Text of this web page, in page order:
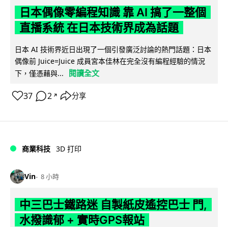
日本偶像零編程知識 靠 AI 搞了一整個
直播系統 在日本技術界成為話題
日本 AI 技術界近日出現了一個引發廣泛討論的熱門話題：日本
偶像前 Juice=Juice 成員宮本佳林在完全沒有編程經驗的情況
下，僅憑藉與...
閱讀全文
37 2 ↗ 分享
商業科技 3D 打印
Vin 8 小時
中三巴士鐵路迷 自製紙皮遙控巴士 門,
水撥識郁 + 實時GPS報站